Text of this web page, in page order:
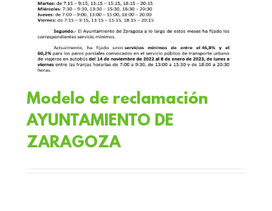
Modelo de reclamación
AYUNTAMIENTO DE
ZARAGOZA